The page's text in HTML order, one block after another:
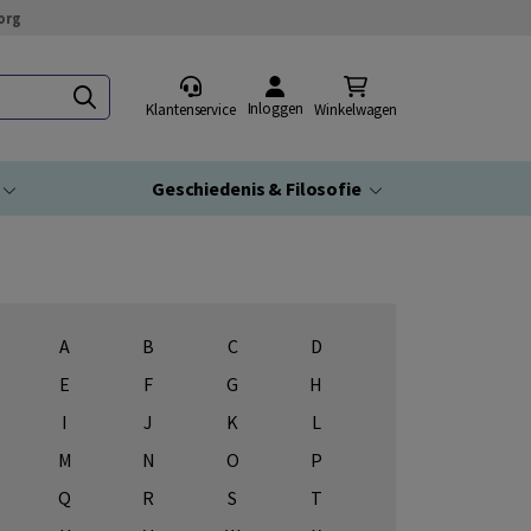
Klantenservice Inloggen Winkelwagen
Geschiedenis & Filosofie
A B C
D
E
F G
H
I
J K
L
M
N O
P
Q
R S
T